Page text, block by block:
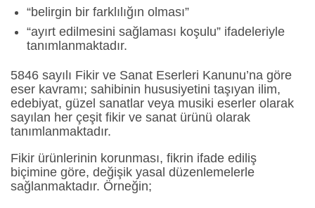
“belirgin bir farklılığın olması”
“ayırt edilmesini sağlaması koşulu” ifadeleriyle
tanımlanmaktadır.
5846 sayılı Fikir ve Sanat Eserleri Kanunu’na göre
eser kavramı; sahibinin hususiyetini taşıyan ilim,
edebiyat, güzel sanatlar veya musiki eserler olarak
sayılan her çeşit fikir ve sanat ürünü olarak
tanımlanmaktadır.
Fikir ürünlerinin korunması, fikrin ifade ediliş
biçimine göre, değişik yasal düzenlemelerle
sağlanmaktadır. Örneğin;